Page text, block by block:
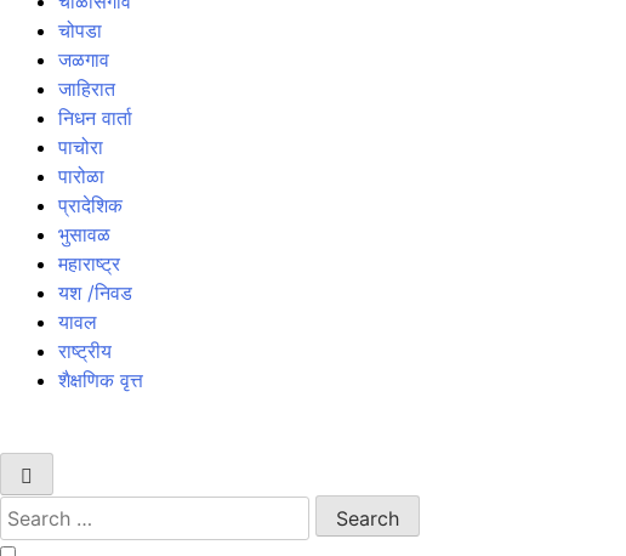
चोपडा
जळगाव
जाहिरात
निधन वार्ता
पाचोरा
पारोळा
प्रादेशिक
भुसावळ
महाराष्ट्र
यश /निवड
यावल
राष्ट्रीय
शैक्षणिक वृत्त